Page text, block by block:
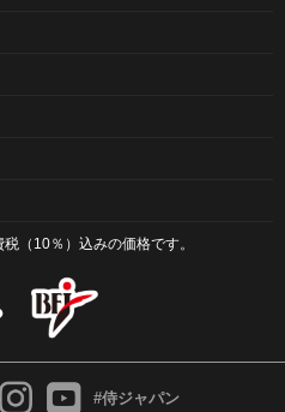
（10％）込みの価格です。
#侍ジャパン